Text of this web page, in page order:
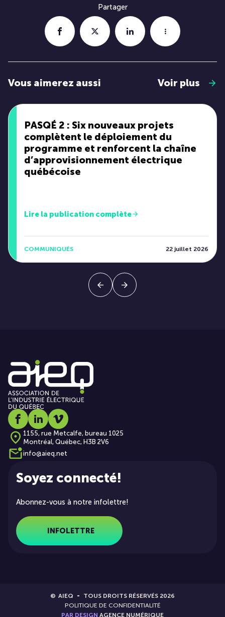
Partager
Vous aimerez aussi Voir plus
PASQÉ 2 : Six nouveaux projets
complètent le déploiement du
programme et renforcent la chaîne
d’approvisionnement électrique
québécoise
Lire la publication complète
COMMUNIQUÉS 22 juillet 2026
Social media link icon-facebook
Social media link icon-linkedin
Social media link icon-vimeo
1155, rue Metcalfe, bureau 1025
Montréal, Québec, H3B 2V6
info@aieq.net
Soyez connecté!
Abonnez-vous à notre infolettre!
INFOLETTRE
© AIEQ
TOUS DROITS RÉSERVÉS 2026
POLITIQUE DE CONFIDENTIALITÉ
PAR DESIGN AGENCE NUMÉRIQUE